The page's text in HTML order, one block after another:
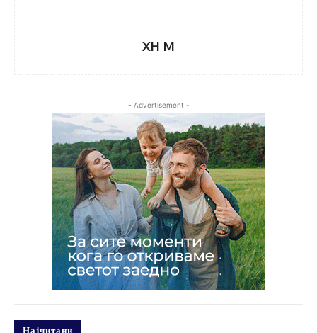
XH M
- Advertisement -
Најчитани